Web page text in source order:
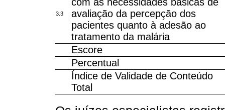
3.3
avaliação da percepção dos
pacientes quanto à adesão ao
tratamento da malária
Escore
Percentual
Índice de Validade de Conteúdo
Total